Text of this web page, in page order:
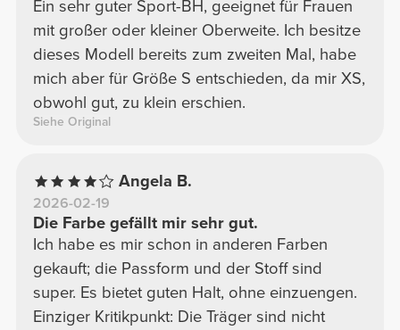
Ein sehr guter Sport-BH, geeignet für Frauen
mit großer oder kleiner Oberweite. Ich besitze
dieses Modell bereits zum zweiten Mal, habe
mich aber für Größe S entschieden, da mir XS,
obwohl gut, zu klein erschien.
Siehe Original
Angela B.
2026-02-19
Die Farbe gefällt mir sehr gut.
Ich habe es mir schon in anderen Farben
gekauft; die Passform und der Stoff sind
super. Es bietet guten Halt, ohne einzuengen.
Einziger Kritikpunkt: Die Träger sind nicht